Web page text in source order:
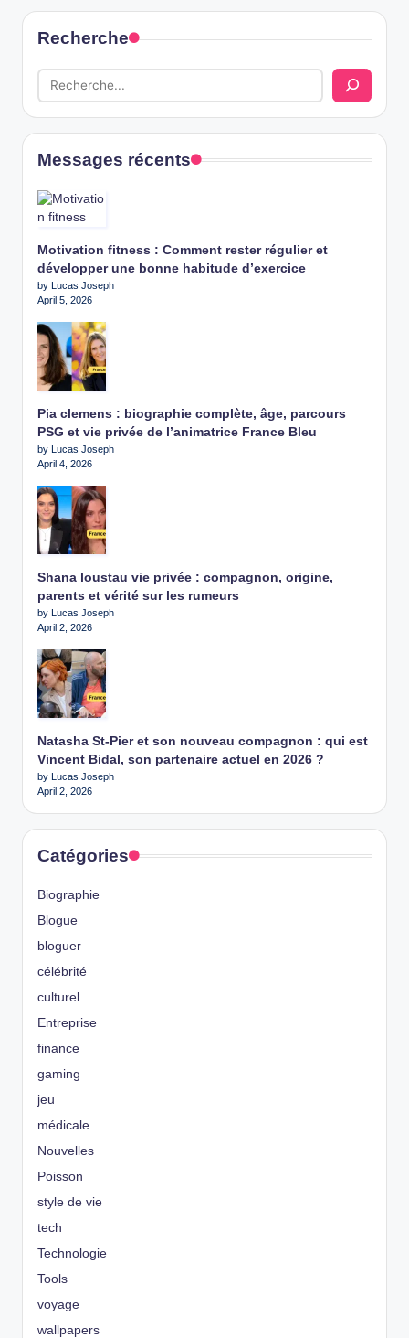
Recherche
Messages récents
Motivation fitness : Comment rester régulier et
développer une bonne habitude d’exercice
by Lucas Joseph
April 5, 2026
Pia clemens : biographie complète, âge, parcours
PSG et vie privée de l’animatrice France Bleu
by Lucas Joseph
April 4, 2026
Shana loustau vie privée : compagnon, origine,
parents et vérité sur les rumeurs
by Lucas Joseph
April 2, 2026
Natasha St-Pier et son nouveau compagnon : qui est
Vincent Bidal, son partenaire actuel en 2026 ?
by Lucas Joseph
April 2, 2026
Catégories
Biographie
Blogue
bloguer
célébrité
culturel
Entreprise
finance
gaming
jeu
médicale
Nouvelles
Poisson
style de vie
tech
Technologie
Tools
voyage
wallpapers